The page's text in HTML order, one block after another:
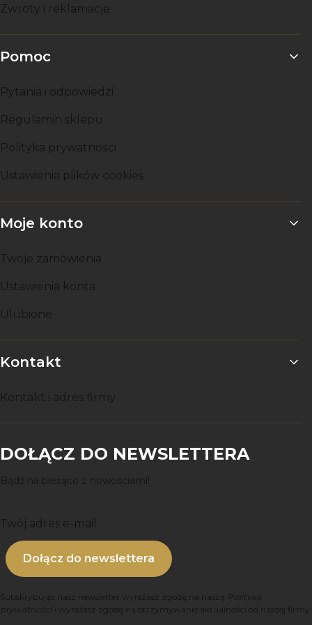
Zwroty i reklamacje
Pomoc
Pytania i odpowiedzi
Regulamin sklepu
Polityka prywatności
Ustawienia plików cookies
Moje konto
Twoje zamówienia
Ustawienia konta
Ulubione
Kontakt
Kontakt i adres firmy
DOŁĄCZ DO NEWSLETTERA
Bądź na bieżąco z nowościami!
Twój adres e-mail
Dołącz do newslettera
Subskrybując nasz newsletter wyrażasz zgodę na naszą Politykę
prywatności
i wyrażasz zgodę na otrzymywanie aktualności od naszej firmy.